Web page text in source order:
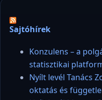
Sajtóhírek
Konzulens – a
statisztikai
Nyílt levél Tanács
oktatás és